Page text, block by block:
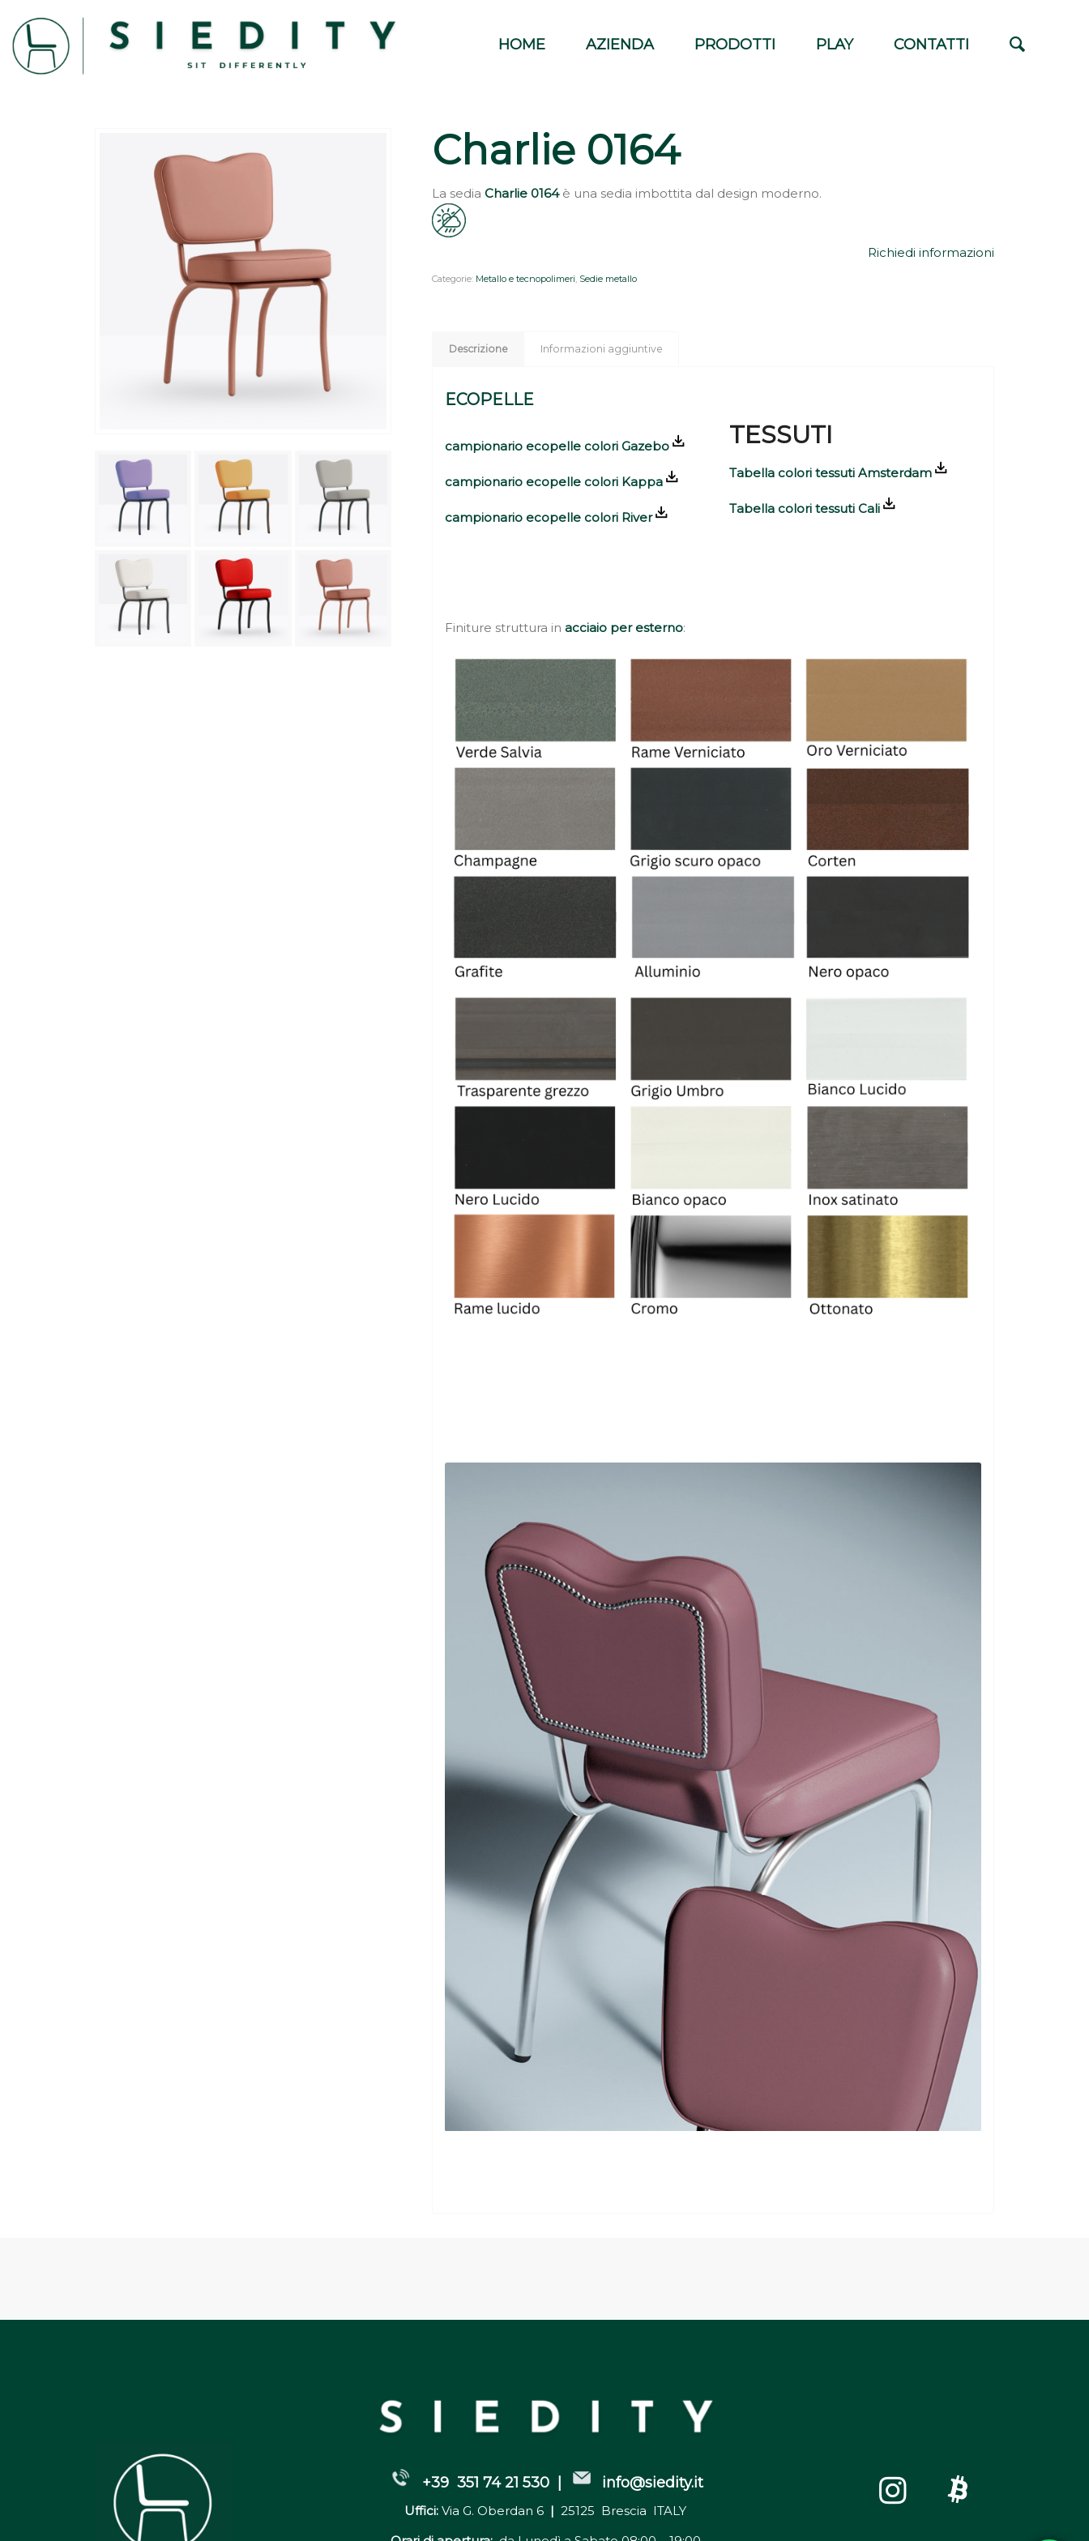
HOME AZIENDA PRODOTTI PLAY CONTATTI
Charlie 0164
La sediaCharlie 0164 è una sedia imbottita dal design moderno.
Richiedi informazioni
Categorie: Metallo e tecnopolimeri, Sedie metallo
Descrizione Informazioni aggiuntive
ECOPELLE
campionario ecopelle colori Gazebo
campionario ecopelle colori Kappa
campionario ecopelle colori River
TESSUTI
Tabella colori tessuti Amsterdam
Tabella colori tessuti Cali
Finiture struttura in acciaio per esterno:
+39 351 74 21 530 | info@siedity.it
Uffici: Via G. Oberdan 6 | 25125 Brescia ITALY